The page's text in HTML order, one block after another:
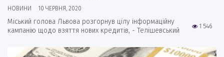
НОВИНИ 10 ЧЕРВНЯ, 2020
1 546
Міський голова Львова розгорнув цілу інформаційну
кампанію щодо взяття нових кредитів, - Телішевський